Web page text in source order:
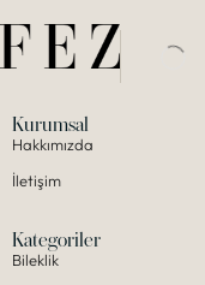
Kurumsal
Hakkımızda
İletişim
Kategoriler
Bileklik